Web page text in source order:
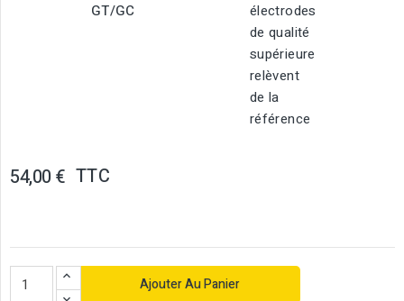
GT/GC
électrodes
de qualité
supérieure
relèvent
de la
référence
54,00 € TTC
Ajouter Au Panier